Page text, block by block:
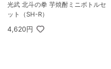
光武 北斗の拳 芋焼酎ミニボトルセ
ット（SH-R）
4,620円